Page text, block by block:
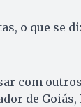
o que se
com
de Goiás,